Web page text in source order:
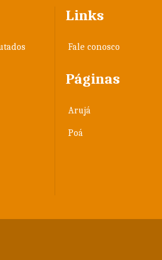
Links
Fale conosco
Páginas
Arujá
Poá